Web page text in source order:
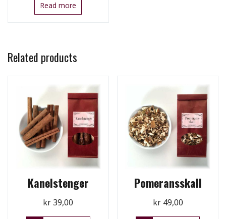
Read more
Related products
Kanelstenger
kr39,00
Pomeransskall
kr49,00